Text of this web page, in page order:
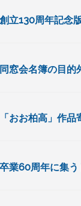
創立130周年記念
同窓会名簿の目的
「おお柏高」作品
卒業60周年に集